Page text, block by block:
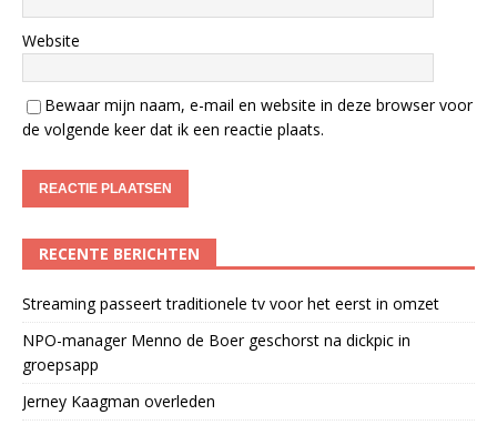
Website
Bewaar mijn naam, e-mail en website in deze browser voor
de volgende keer dat ik een reactie plaats.
RECENTE BERICHTEN
Streaming passeert traditionele tv voor het eerst in omzet
NPO-manager Menno de Boer geschorst na dickpic in
groepsapp
Jerney Kaagman overleden